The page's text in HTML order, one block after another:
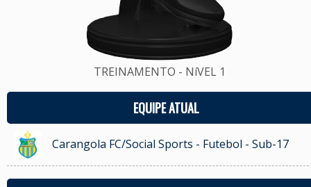
TREINAMENTO - NíVEL 1
EQUIPE ATUAL
Carangola FC/Social Sports - Futebol - Sub-17